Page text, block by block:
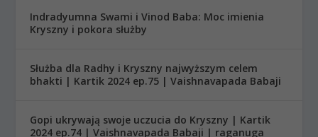
Indradyumna Swami i Vinod Baba: Moc imienia
Kryszny i pokora służby
Służba dla Radhy i Kryszny najwyższym celem
bhakti | Kartik 2024 ep.75 | Vaishnavapada Babaji
Gopi ukrywają swoje uczucia do Kryszny | Kartik
2024 ep.74 | Vaishnavapada Babaji | raganuga